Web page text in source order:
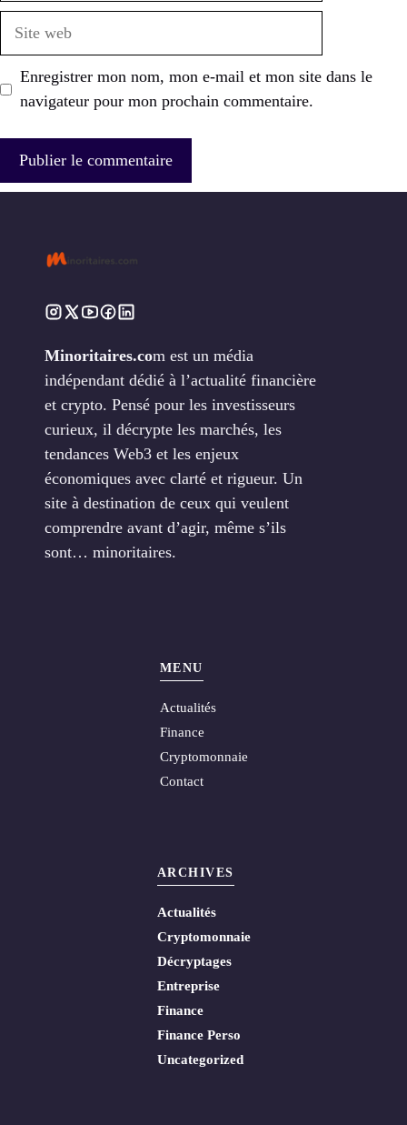
Enregistrer mon nom, mon e-mail et mon site dans le
navigateur pour mon prochain commentaire.
Minoritaires.com est un média
indépendant dédié à l’actualité financière
et crypto. Pensé pour les investisseurs
curieux, il décrypte les marchés, les
tendances Web3 et les enjeux
économiques avec clarté et rigueur. Un
site à destination de ceux qui veulent
comprendre avant d’agir, même s’ils
sont… minoritaires.
MENU
Actualités
Finance
Cryptomonnaie
Contact
ARCHIVES
Actualités
Cryptomonnaie
Décryptages
Entreprise
Finance
Finance Perso
Uncategorized